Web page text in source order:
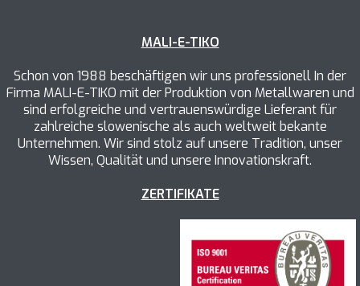
MALI-E-TIKO
Schon von 1988 beschäftigen wir uns professionell In der
Firma MALI-E-TIKO mit der Produktion von Metallwaren und
sind erfolgreiche und vertrauenswürdige Lieferant für
zahlreiche slowenische als auch weltweit bekante
Unternehmen. Wir sind stolz auf unsere Tradition, unser
Wissen, Qualität und unsere Innovationskraft.
ZERTIFIKATE